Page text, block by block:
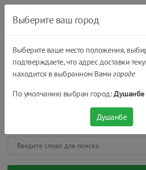
Выберите ваш город
Выберите ваше место положения,
подтверждаете, что адрес доставки
находится в выбранном Вамигороде
По умолчанию выбран город:Душанбе
Душанбе